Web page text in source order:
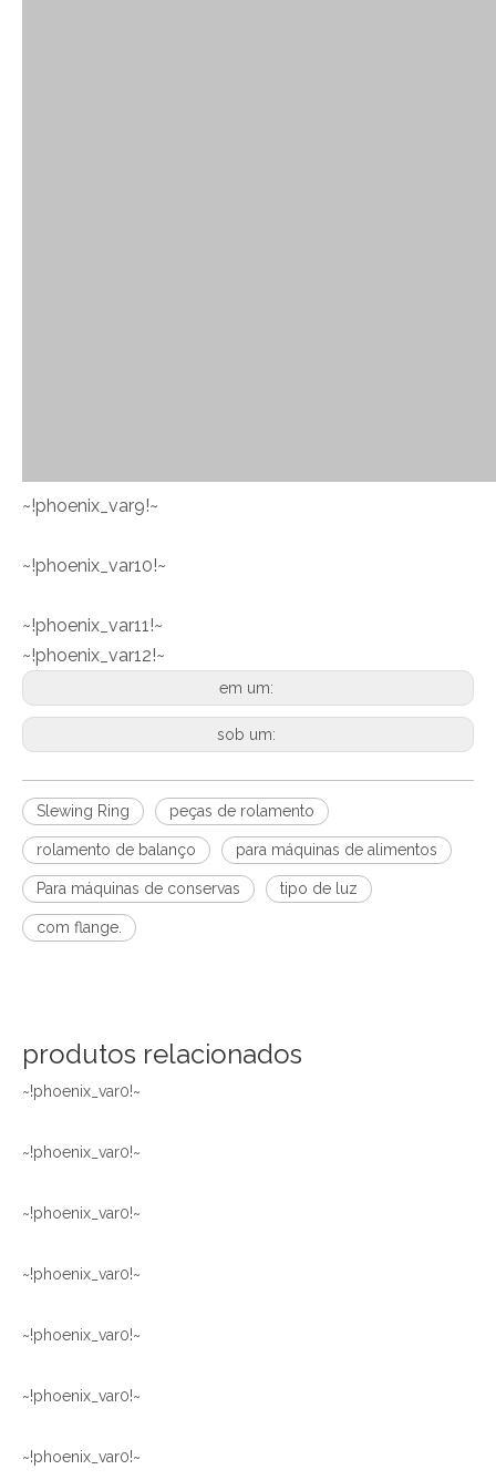
~!phoenix_var9!~
~!phoenix_var10!~
~!phoenix_var11!~
~!phoenix_var12!~
em um:
sob um:
Slewing Ring peças de rolamento
rolamento de balanço para máquinas de alimentos
Para máquinas de conservas tipo de luz
com flange.
produtos relacionados
~!phoenix_var0!~
~!phoenix_var0!~
~!phoenix_var0!~
~!phoenix_var0!~
~!phoenix_var0!~
~!phoenix_var0!~
~!phoenix_var0!~